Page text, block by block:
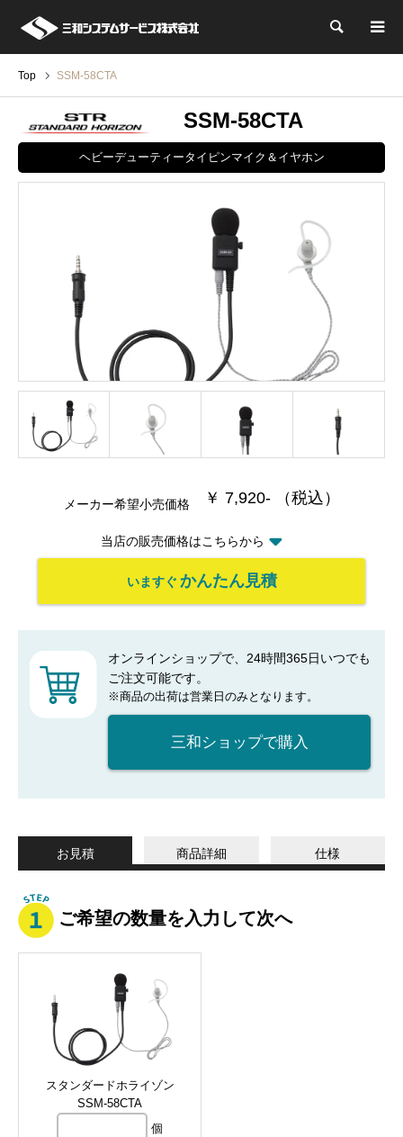
検索
Top SSM-58CTA
SSM-58CTA
ヘビーデューティータイピンマイク＆イヤホン
メーカー希望小売価格 ￥ 7,920- （税込）
当店の販売価格はこちらから
いますぐ かんたん見積
オンラインショップで、24時間365日いつでも
ご注文可能です。
※商品の出荷は営業日のみとなります。
三和ショップで購入
お見積 商品詳細 仕様
ご希望の数量を入力して次へ
スタンダードホライゾン
SSM-58CTA
個